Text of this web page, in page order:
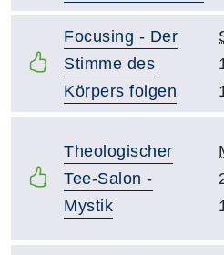
Focusing - Der
Stimme des
Körpers folgen
Theologischer
Tee-Salon -
Mystik